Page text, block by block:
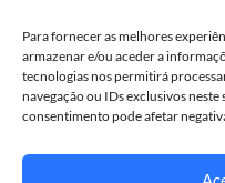
Para fornecer as melhores
armazenar e/ou aceder a
tecnologias nos permitirá
navegação ou IDs exclusivos
consentimento pode afetar